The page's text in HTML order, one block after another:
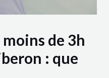
de 3h
: que